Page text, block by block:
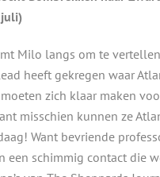
juli)
Milo langs om te
heeft gekregen waar
zich klaar maken
misschien kunnen ze
Want bevriende
een schimmig contact die